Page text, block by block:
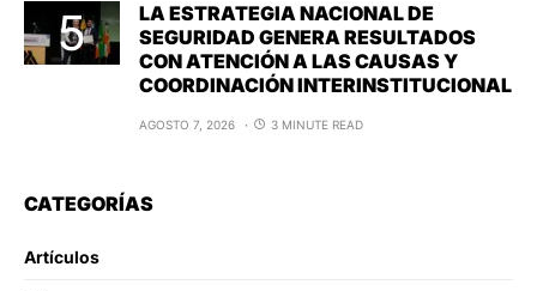
LA ESTRATEGIA NACIONAL DE
SEGURIDAD GENERA RESULTADOS
CON ATENCIÓN A LAS CAUSAS Y
COORDINACIÓN INTERINSTITUCIONAL
AGOSTO 7, 2026 3 MINUTE READ
CATEGORÍAS
Artículos